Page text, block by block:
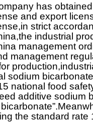
has
and export
strict
industrial
management
management
sodium
national food
additive sodium
the standard rate